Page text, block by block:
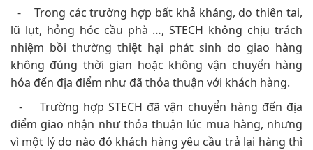
- Trong các trường hợp bất khả kháng, do thiên tai,
lũ lụt, hỏng hóc cầu phà …, STECH không chịu trách
nhiệm bồi thường thiệt hại phát sinh do giao hàng
không đúng thời gian hoặc không vận chuyển hàng
hóa đến địa điểm như đã thỏa thuận với khách hàng.
- Trường hợp STECH đã vận chuyển hàng đến địa
điểm giao nhận như thỏa thuận lúc mua hàng, nhưng
vì một lý do nào đó khách hàng yêu cầu trả lại hàng thì